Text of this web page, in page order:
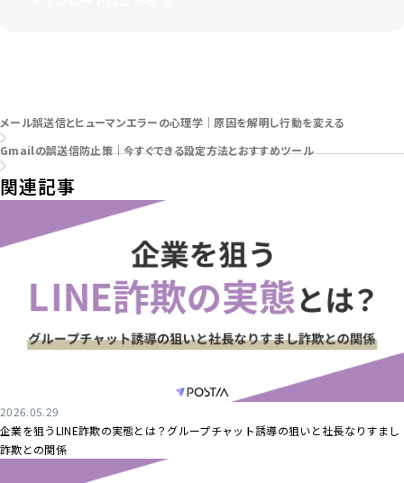
メール誤送信とヒューマンエラーの心理学｜原因を解明し行動を変える
Gmailの誤送信防止策｜今すぐできる設定方法とおすすめツール
関連記事
2026.05.29
企業を狙うLINE詐欺の実態とは？グループチャット誘導の狙いと社長なりすまし
詐欺との関係